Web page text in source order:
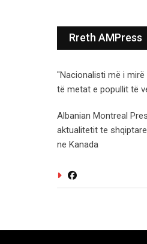
Rreth AMPress
"Nacionalisti më i
të metat e popullit të
Albanian Montreal
aktualitetit te
ne Kanada